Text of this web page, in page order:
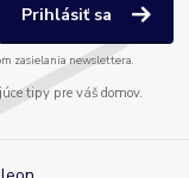
Prihlásiť sa
zasielania newslettera.
tipy pre váš domov.